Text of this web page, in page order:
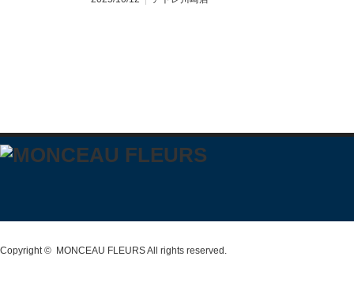
Copyright © MONCEAU FLEURSAll rights reserved.